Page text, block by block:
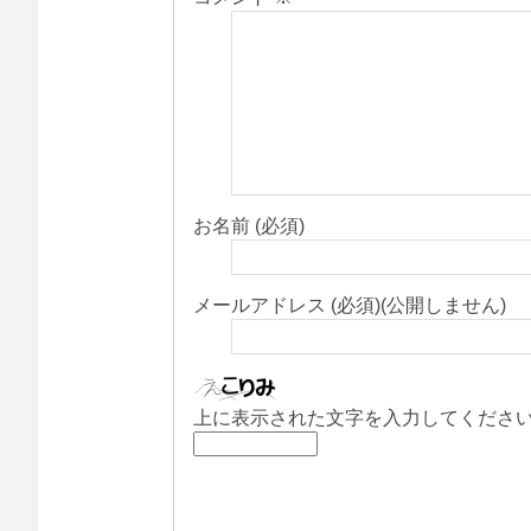
お名前 (必須)
メールアドレス (必須)(公開しません)
上に表示された文字を入力してくださ